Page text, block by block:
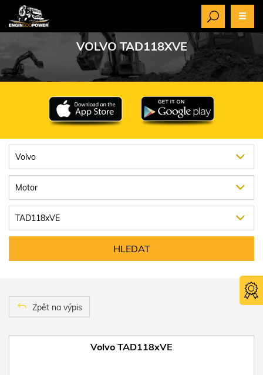
VOLVO TAD118XVE
Zpět na výpis
Volvo TAD118xVE